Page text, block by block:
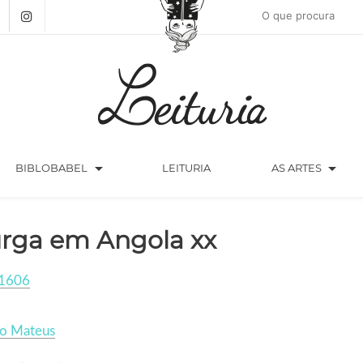
BIBLOBABEL arrow_drop_down LEITURIA AS ARTES arrow_drop_down
em Angola xx
Mateus